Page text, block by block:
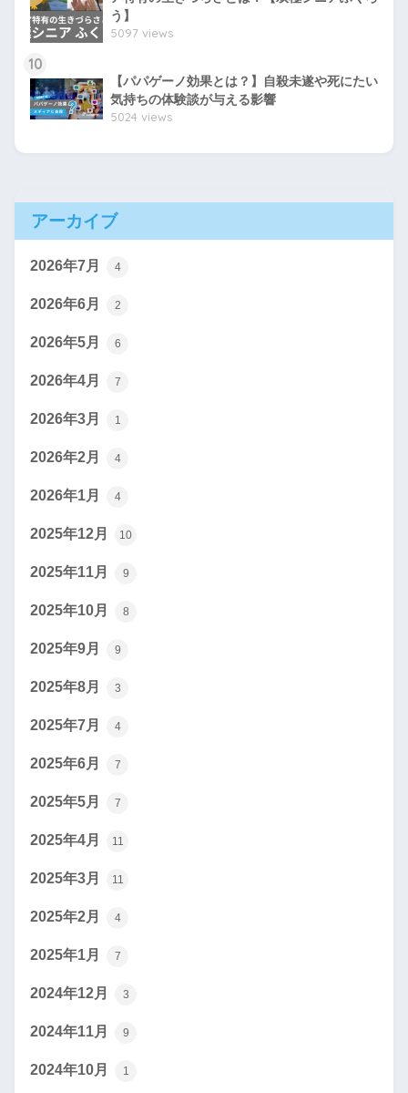
う】
5097 views
10
【パパゲーノ効果とは？】自殺未遂や死にたい
気持ちの体験談が与える影響
5024 views
アーカイブ
2026年7月 4
2026年6月 2
2026年5月 6
2026年4月 7
2026年3月 1
2026年2月 4
2026年1月 4
2025年12月 10
2025年11月 9
2025年10月 8
2025年9月 9
2025年8月 3
2025年7月 4
2025年6月 7
2025年5月 7
2025年4月 11
2025年3月 11
2025年2月 4
2025年1月 7
2024年12月 3
2024年11月 9
2024年10月 1